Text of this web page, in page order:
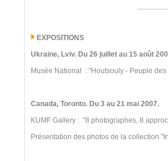
EXPOSITIONS
Ukraine, Lviv. Du 26 juillet au 15 août
Musée National : "Houtsouly - Peuple
Canada, Toronto. Du 3 au 21 mai 2007.
KUMF Gallery : "8 photographes, 8
Présentation des photos de la collection